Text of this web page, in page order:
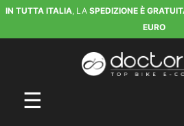
IN TUTTA ITALIA, LA SPEDIZIONE È
EURO
navigazione Toggle
☰